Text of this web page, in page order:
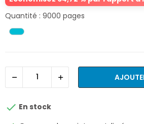
Quantité : 9000 pages
 En stock